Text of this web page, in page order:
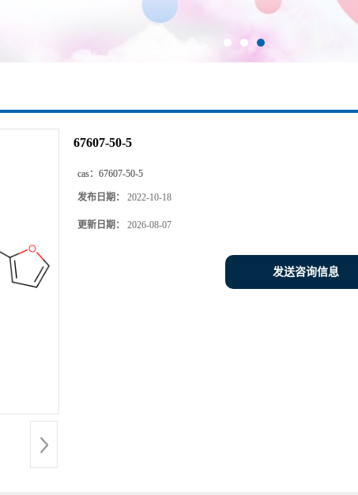
67607-50-5
cas： 67607-50-5
发布日期： 2022-10-18
更新日期： 2026-08-07
发送咨询信息